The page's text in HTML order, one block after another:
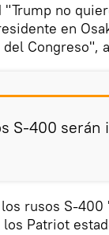
"Trump no
en
Congreso",
S-400 serán
rusos S-400
Patriot